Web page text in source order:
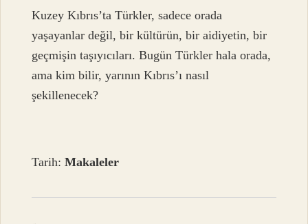
Kuzey Kıbrıs’ta Türkler, sadece orada
yaşayanlar değil, bir kültürün, bir aidiyetin, bir
geçmişin taşıyıcıları. Bugün Türkler hala orada,
ama kim bilir, yarının Kıbrıs’ı nasıl
şekillenecek?
Tarih:Makaleler